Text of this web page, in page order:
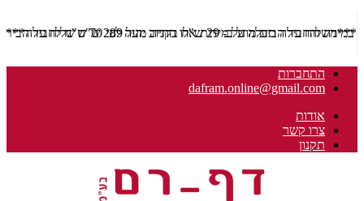
***משלוח עד הבית מוזל ב- 29 ש"ח בקניה מעל 289 ש"ח שליח עד הבית ***
התחברות
dafram.online@gmail.com
אודות
צרו קשר
תקנון